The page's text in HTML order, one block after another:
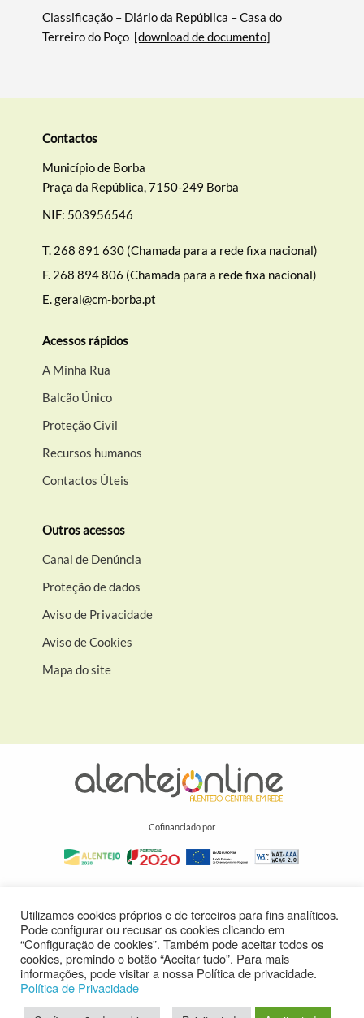
Filtros
Classificação – Diário da República – Casa do
Terreiro do Poço [download de documento]
Contactos
Município de Borba
Praça da República, 7150-249 Borba
NIF: 503956546
T. 268 891 630 (Chamada para a rede fixa nacional)
F. 268 894 806 (Chamada para a rede fixa nacional)
E.geral@cm-borba.pt
Acessos rápidos
A Minha Rua
Balcão Único
Proteção Civil
Recursos humanos
Contactos Úteis
Outros acessos
Canal de Denúncia
Proteção de dados
Aviso de Privacidade
Aviso de Cookies
Mapa do site
Cofinanciado por
Utilizamos cookies próprios e de terceiros para fins analíticos.
Pode configurar ou recusar os cookies clicando em
“Configuração de cookies”. Também pode aceitar todos os
cookies, premindo o botão “Aceitar tudo”. Para mais
informações, pode visitar a nossa Política de privacidade.
Política de Privacidade